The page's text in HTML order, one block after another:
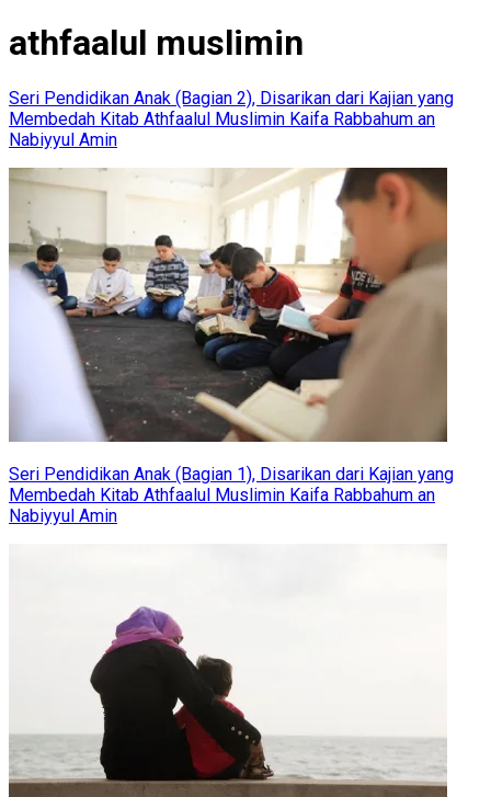
athfaalul muslimin
Seri Pendidikan Anak (Bagian 2), Disarikan dari Kajian yang
Membedah Kitab Athfaalul Muslimin Kaifa Rabbahum an
Nabiyyul Amin
Seri Pendidikan Anak (Bagian 1), Disarikan dari Kajian yang
Membedah Kitab Athfaalul Muslimin Kaifa Rabbahum an
Nabiyyul Amin